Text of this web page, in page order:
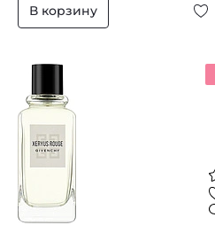
В корзину